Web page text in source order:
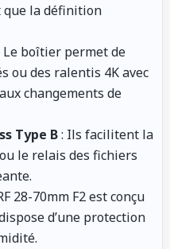
la définition
Le boîtier permet de
ou des ralentis 4K avec
changements de
Type B: Ils facilitent la
le relais des fichiers
28-70mm F2 est conçu
d’une protection